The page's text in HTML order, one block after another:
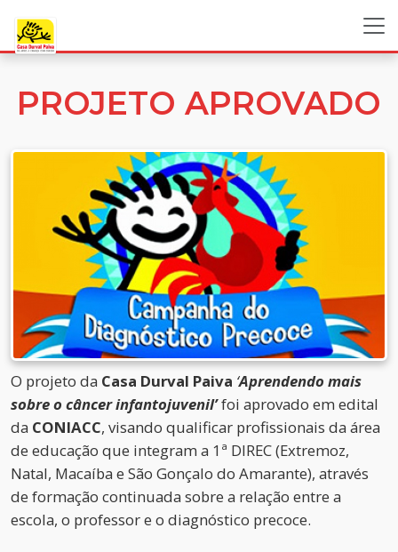
PROJETO APROVADO
O projeto da Casa Durval Paiva ‘Aprendendo mais
sobre o câncer infantojuvenil’foi aprovado em edital
da CONIACC, visando qualificar profissionais da área
de educação que integram a 1ª DIREC (Extremoz,
Natal, Macaíba e São Gonçalo do Amarante), através
de formação continuada sobre a relação entre a
escola, o professor e o diagnóstico precoce.